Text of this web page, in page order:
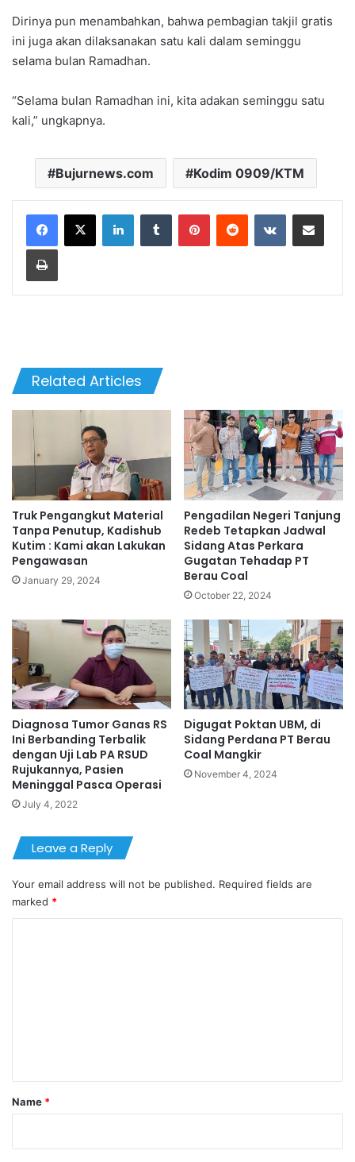
Dirinya pun menambahkan, bahwa pembagian takjil gratis
ini juga akan dilaksanakan satu kali dalam seminggu
selama bulan Ramadhan.
“Selama bulan Ramadhan ini, kita adakan seminggu satu
kali,” ungkapnya.
Bujurnews.com Kodim 0909/KTM
LinkedInTumblr PinterestReddit VKontakteShare via Email
Print
Related Articles
Truk Pengangkut Material
Tanpa Penutup, Kadishub
Kutim : Kami akan Lakukan
Pengawasan
January 29, 2024
Pengadilan Negeri Tanjung
Redeb Tetapkan Jadwal
Sidang Atas Perkara
Gugatan Tehadap PT
Berau Coal
October 22, 2024
Diagnosa Tumor Ganas RS
Ini Berbanding Terbalik
dengan Uji Lab PA RSUD
Rujukannya, Pasien
Meninggal Pasca Operasi
July 4, 2022
Digugat Poktan UBM, di
Sidang Perdana PT Berau
Coal Mangkir
November 4, 2024
Leave a Reply
Your email address will not be published. Required fields are
marked *
*
Name *